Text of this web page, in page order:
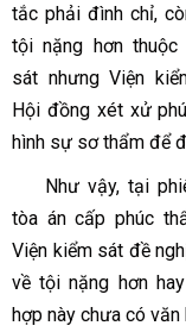
tắc phải đình chỉ,
tội nặng hơn
sát nhưng Viện
Hội đồng xét xử
hình sự sơ thẩm để
Như vậy, tại
tòa án cấp phúc
Viện kiểm sát đề
về tội nặng hơn
hợp này chưa có văn